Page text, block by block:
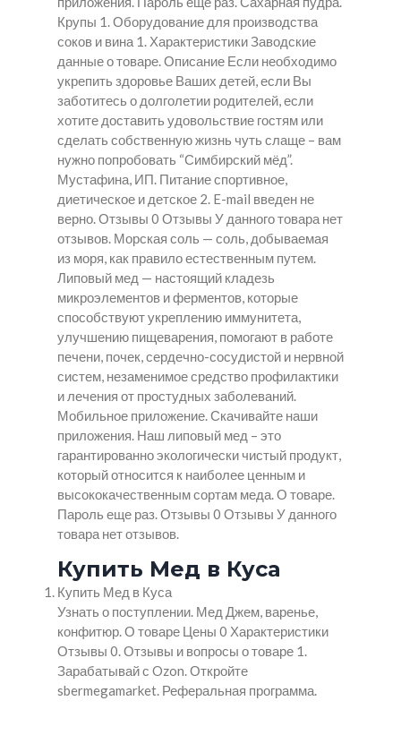
Крупы 1. Оборудование для производства
соков и вина 1. Характеристики Заводские
данные о товаре. Описание Если необходимо
укрепить здоровье Ваших детей, если Вы
заботитесь о долголетии родителей, если
хотите доставить удовольствие гостям или
сделать собственную жизнь чуть слаще – вам
нужно попробовать “Симбирский мёд”.
Мустафина, ИП. Питание спортивное,
диетическое и детское 2. E-mail введен не
верно. Отзывы 0 Отзывы У данного товара нет
отзывов. Морская соль — соль, добываемая
из моря, как правило естественным путем.
Липовый мед — настоящий кладезь
микроэлементов и ферментов, которые
способствуют укреплению иммунитета,
улучшению пищеварения, помогают в работе
печени, почек, сердечно-сосудистой и нервной
систем, незаменимое средство профилактики
и лечения от простудных заболеваний.
Мобильное приложение. Скачивайте наши
приложения. Наш липовый мед – это
гарантированно экологически чистый продукт,
который относится к наиболее ценным и
высококачественным сортам меда. О товаре.
Пароль еще раз. Отзывы 0 Отзывы У данного
товара нет отзывов.
Купить Мед в Куса
Купить Мед в Куса
Узнать о поступлении. Мед Джем, варенье,
конфитюр. О товаре Цены 0 Характеристики
Отзывы 0. Отзывы и вопросы о товаре 1.
Зарабатывай с Ozon. Откройте
sbermegamarket. Реферальная программа.